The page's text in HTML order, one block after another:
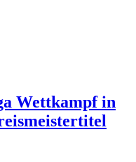
Wettkampf in